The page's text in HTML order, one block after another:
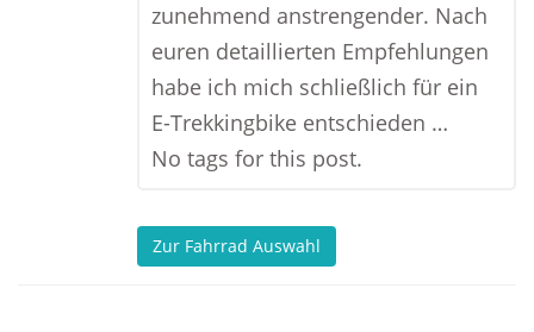
zunehmend anstrengender. Nach
euren detaillierten Empfehlungen
habe ich mich schließlich für ein
E-Trekkingbike entschieden …
No tags for this post.
Zur Fahrrad Auswahl